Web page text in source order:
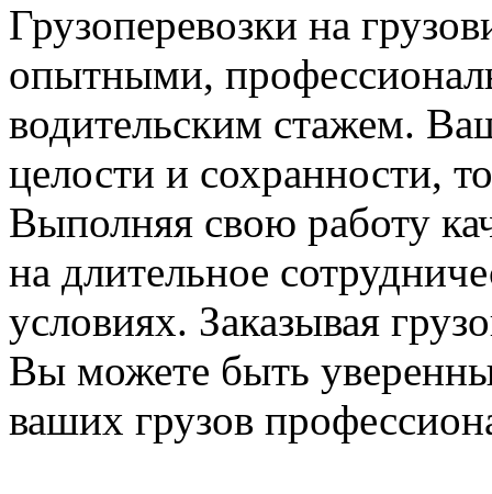
Грузоперевозки на
опытными,
водительским стажем.
целости и сохранности,
Выполняя свою работу
на длительное
условиях. Заказывая
Вы можете быть
ваших грузов